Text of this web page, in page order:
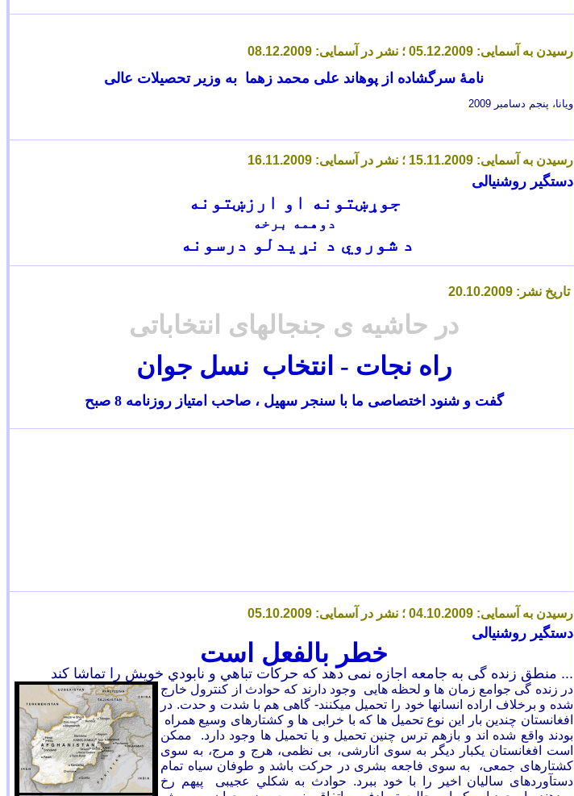
رسیدن به آسمایی: 05.12.2009 ؛ نشر در آسمایی: 08.12.2009
نامۀ سرگشاده از پوهاند علی محمد زهما به وزیر تحصیلات عالی
ویانا، پنجم دسامبر 2009
رسیدن به آسمایی: 15.11.2009 ؛ نشر در آسمایی: 1 6.11.2009
دستگیر روشنیالی
جوړښتونه او ارزښتونه
دوهمه برخه
د شوروي د نړیدلو درسونه
تاریخ نشر: 20.10.2009
در حاشیه ی جنجالهای انتخاباتی
راه نجات - انتخاب نسل جوان
گفت و شنود اختصاصی ما با سنجر سهیل ، صاحب امتیاز روزنامه 8 صبح
رسیدن به آسمایی: 04.10.2009 ؛ نشر در آسمایی: 05.10.2009
دستگیر روشنیالی
خطر بالفعل است
... منطق زنده گی به جامعه اجازه نمی دهد که حرکات تباهي و نابودي خويش را تماشا کند
در زنده گی جوامع زمان ها و لحظه هایی وجود دارند که حوادث از کنترول خارج
شده و برخلاف اراده انسانها خود را تحميل ميکنند- گاهی هم با شدت و حدت. در
افغانستان چندين بار اين نوع تحميل ها که با خرابی ها و کشتارهای وسيع همراه
بودند واقع شده اند و بازهم ترس چنين تحميل و يا تحميل ها وجود دارد. ممکن
است افغانستان یکبار ديگر به سوی انارشی، بی نظمی، هرج و مرج، به سوی
کشتارهای جمعی، به سوی فاجعه بشری در حرکت باشد و طوفان سياه تمام
دستآوردهای سالیان اخیر را با خود ببرد. حوادث به شکلي عجيبی پیهم رخ